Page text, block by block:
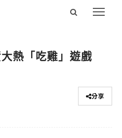
熱「吃雞」遊戲
分享